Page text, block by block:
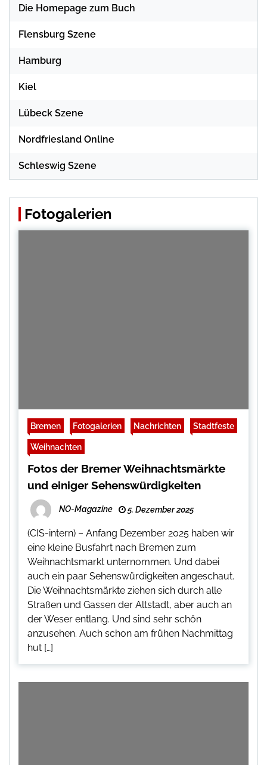
Die Homepage zum Buch
Flensburg Szene
Hamburg
Kiel
Lübeck Szene
Nordfriesland Online
Schleswig Szene
Fotogalerien
Bremen Fotogalerien Nachrichten Stadtfeste
Weihnachten
Fotos der Bremer Weihnachtsmärkte
und einiger Sehenswürdigkeiten
NO-Magazine 5. Dezember 2025
(CIS-intern) – Anfang Dezember 2025 haben wir
eine kleine Busfahrt nach Bremen zum
Weihnachtsmarkt unternommen. Und dabei
auch ein paar Sehenswürdigkeiten angeschaut.
Die Weihnachtsmärkte ziehen sich durch alle
Straßen und Gassen der Altstadt, aber auch an
der Weser entlang. Und sind sehr schön
anzusehen. Auch schon am frühen Nachmittag
hut […]